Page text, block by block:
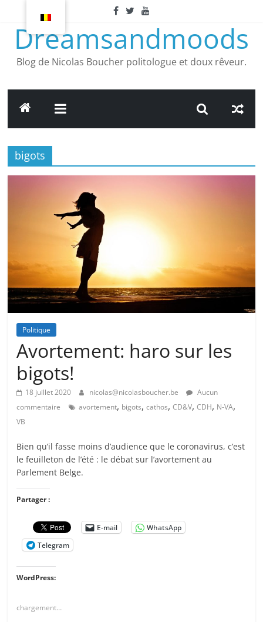
Dreamsandmoods
Blog de Nicolas Boucher politologue et doux rêveur.
bigots
Politique
Avortement: haro sur les
bigots!
18 juillet 2020 nicolas@nicolasboucher.be
Aucun
commentaire
avortement, bigots,cathos,CD&V,CDH, N-VA,
VB
Bien qu’il fasse moins d’audience que le coronavirus, c’est
le feuilleton de l’été : le débat sur l’avortement au
Parlement Belge.
Partager :
E-mail
WhatsApp
Telegram
WordPress:
chargement…